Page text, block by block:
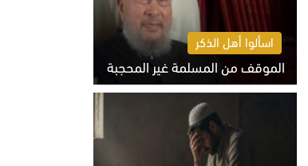
اسألوا أهل الذكر
الموقف من المسلمة غير المحجبة
الخميس 6 أغسطس 2026 10:45 ص